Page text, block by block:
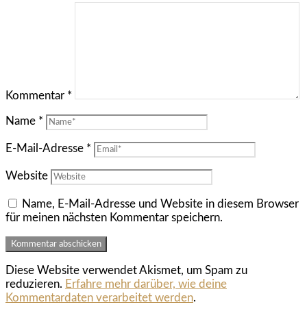
Kommentar *
Name *
E-Mail-Adresse *
Website
Name, E-Mail-Adresse und Website in diesem Browser
für meinen nächsten Kommentar speichern.
Diese Website verwendet Akismet, um Spam zu
reduzieren. Erfahre mehr darüber, wie deine
Kommentardaten verarbeitet werden.